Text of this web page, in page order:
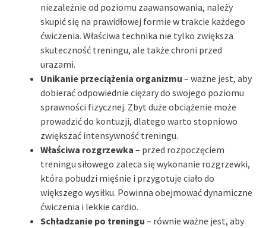
niezależnie od poziomu zaawansowania, należy
skupić się na prawidłowej formie w trakcie każdego
ćwiczenia. Właściwa technika nie tylko zwiększa
skuteczność treningu, ale także chroni przed
urazami.
Unikanie przeciążenia organizmu – ważne jest, aby
dobierać odpowiednie ciężary do swojego poziomu
sprawności fizycznej. Zbyt duże obciążenie może
prowadzić do kontuzji, dlatego warto stopniowo
zwiększać intensywność treningu.
Właściwa rozgrzewka – przed rozpoczęciem
treningu siłowego zaleca się wykonanie rozgrzewki,
która pobudzi mięśnie i przygotuje ciało do
większego wysiłku. Powinna obejmować dynamiczne
ćwiczenia i lekkie cardio.
Schładzanie po treningu – równie ważne jest, aby